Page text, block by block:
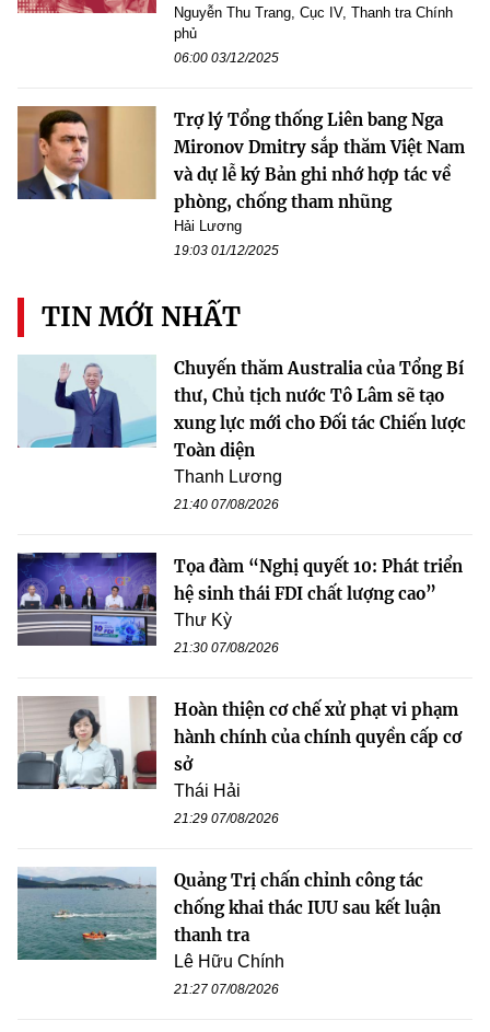
Nguyễn Thu Trang, Cục IV, Thanh tra Chính
phủ
06:00 03/12/2025
Trợ lý Tổng thống Liên bang Nga
Mironov Dmitry sắp thăm Việt Nam
và dự lễ ký Bản ghi nhớ hợp tác về
phòng, chống tham nhũng
Hải Lương
19:03 01/12/2025
TIN MỚI NHẤT
Chuyến thăm Australia của Tổng Bí
thư, Chủ tịch nước Tô Lâm sẽ tạo
xung lực mới cho Đối tác Chiến lược
Toàn diện
Thanh Lương
21:40 07/08/2026
Tọa đàm “Nghị quyết 10: Phát triển
hệ sinh thái FDI chất lượng cao”
Thư Kỳ
21:30 07/08/2026
Hoàn thiện cơ chế xử phạt vi phạm
hành chính của chính quyền cấp cơ
sở
Thái Hải
21:29 07/08/2026
Quảng Trị chấn chỉnh công tác
chống khai thác IUU sau kết luận
thanh tra
Lê Hữu Chính
21:27 07/08/2026